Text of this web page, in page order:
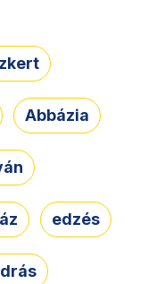
Abbázia
edzés